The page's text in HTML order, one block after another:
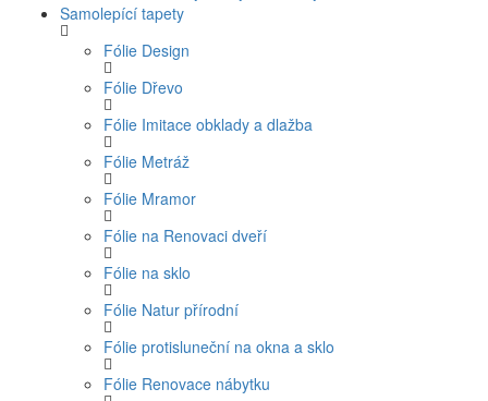
Samolepící tapety
Fólie Design
Fólie Dřevo
Fólie Imitace obklady a dlažba
Fólie Metráž
Fólie Mramor
Fólie na Renovaci dveří
Fólie na sklo
Fólie Natur přírodní
Fólie protisluneční na okna a sklo
Fólie Renovace nábytku